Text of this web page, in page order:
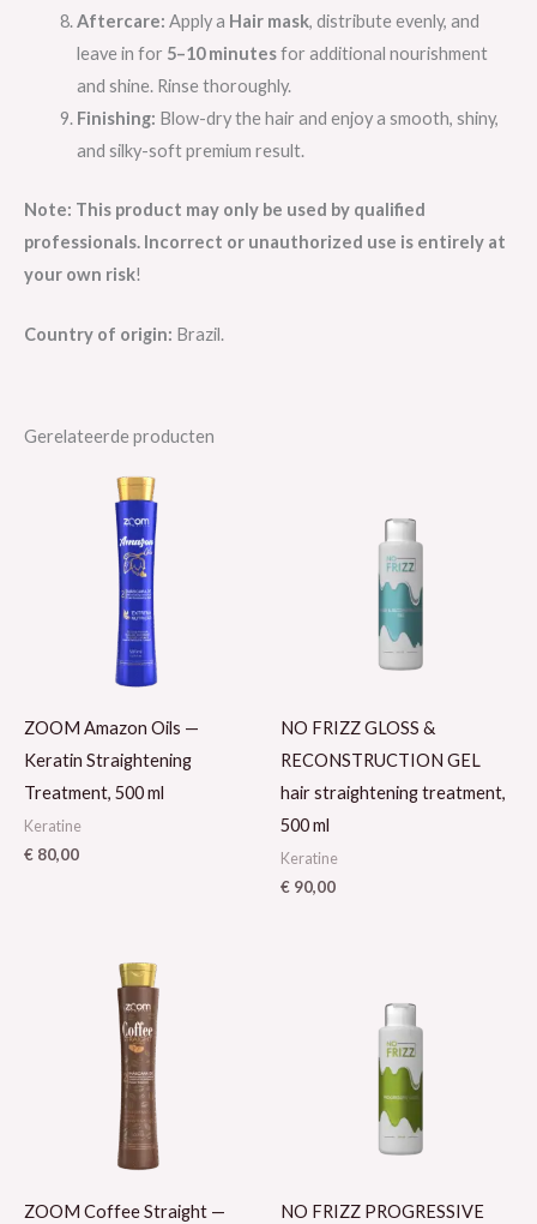
Aftercare: Apply a Hair mask, distribute evenly, and
leave in for 5–10 minutesfor additional nourishment
and shine. Rinse thoroughly.
Finishing: Blow-dry the hair and enjoy a smooth, shiny,
and silky-soft premium result.
Note: This product may only be used by qualified
professionals. Incorrect or unauthorized use is entirely at
your own risk!
Country of origin: Brazil.
Gerelateerde producten
ZOOM Amazon Oils —
Keratin Straightening
Treatment, 500 ml
Keratine
€ 80,00
NO FRIZZ GLOSS &
RECONSTRUCTION GEL
hair straightening treatment,
500 ml
Keratine
€ 90,00
ZOOM Coffee Straight —
NO FRIZZ PROGRESSIVE